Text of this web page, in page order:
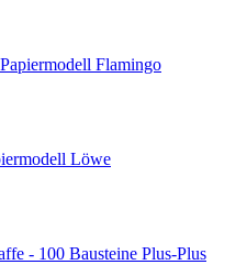
Flamingo
Löwe
Plus-Plus